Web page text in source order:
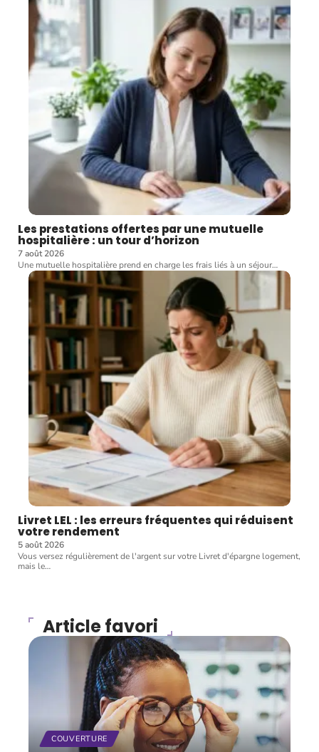
Les prestations offertes par une mutuelle
hospitalière : un tour d’horizon
7 août 2026
Une mutuelle hospitalière prend en charge les frais liés à un séjour…
Livret LEL : les erreurs fréquentes qui réduisent
votre rendement
5 août 2026
Vous versez régulièrement de l'argent sur votre Livret d'épargne logement,
mais le…
Article favori
COUVERTURE